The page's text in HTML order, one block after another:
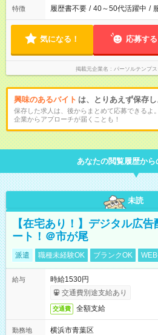
特徴 履歴書不要 / 40～50代活躍中 /
気になる！ 応募する
掲載元企業名 パーソルテンプ
興味のあるバイト は、とりあえず保存
保存した求人は、後からまとめて応募できるよ。
企業からアプローチが届くことも！
あなたの閲覧履歴から
未読
【在宅あり！】デジタル広
ート！＠市が尾
派遣 職種未経験OK ブランクOK
給与
時給1530円
交通費別途支給あり
交通費 全額支給
勤務地
横浜市青葉区